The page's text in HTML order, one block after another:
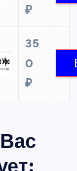
₽
35
0
₽